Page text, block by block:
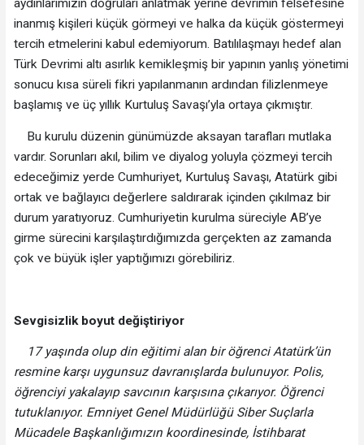
aydınlarımızın doğruları anlatmak yerine devrimin felsefesine
inanmış kişileri küçük görmeyi ve halka da küçük göstermeyi
tercih etmelerini kabul edemiyorum. Batılılaşmayı hedef alan
Türk Devrimi altı asırlık kemikleşmiş bir yapının yanlış yönetimi
sonucu kısa süreli fikri yapılanmanın ardından filizlenmeye
başlamış ve üç yıllık Kurtuluş Savaşı’yla ortaya çıkmıştır.
Bu kurulu düzenin günümüzde aksayan tarafları mutlaka
vardır. Sorunları akıl, bilim ve diyalog yoluyla çözmeyi tercih
edeceğimiz yerde Cumhuriyet, Kurtuluş Savaşı, Atatürk gibi
ortak ve bağlayıcı değerlere saldırarak içinden çıkılmaz bir
durum yaratıyoruz. Cumhuriyetin kurulma süreciyle AB’ye
girme sürecini karşılaştırdığımızda gerçekten az zamanda
çok ve büyük işler yaptığımızı görebiliriz.
Sevgisizlik boyut değiştiriyor
17 yaşında olup din eğitimi alan bir öğrenci Atatürk’ün
resmine karşı uygunsuz davranışlarda bulunuyor. Polis,
öğrenciyi yakalayıp savcının karşısına çıkarıyor. Öğrenci
tutuklanıyor. Emniyet Genel Müdürlüğü Siber Suçlarla
Mücadele Başkanlığımızın koordinesinde, İstihbarat